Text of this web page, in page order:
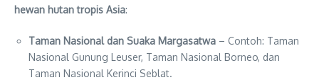
hewan hutan tropis Asia:
Taman Nasional dan Suaka Margasatwa – Contoh: Taman
Nasional Gunung Leuser, Taman Nasional Borneo, dan
Taman Nasional Kerinci Seblat.